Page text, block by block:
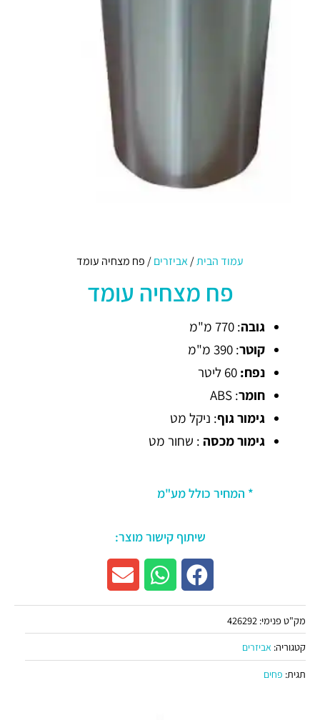
עמוד הבית/אביזרים/ פח מצחיה עומד
פח מצחיה עומד
גובה: 770 מ"מ
קוטר: 390 מ"מ
נפח:
חומר: ABS
גימור גוף: ניקל מט
גימור מכסה : שחור מט
* המחיר כולל מע"מ
שיתוף קישור מוצר:
מק"ט פנימי: 426292
קטגוריה: אביזרים
תגית: פחים